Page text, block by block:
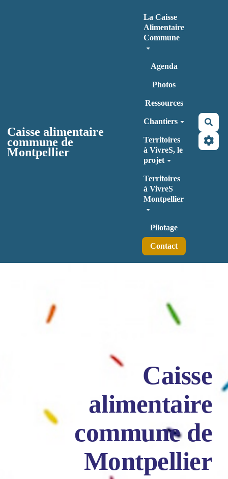
Caisse alimentaire
commune de
Montpellier
La Caisse
Alimentaire
Commune
Agenda
Photos
Ressources
Chantiers
Territoires
à VivreS, le
projet
Territoires
à VivreS
Montpellier
Pilotage
Contact
Caisse
alimentaire
commune de
Montpellier